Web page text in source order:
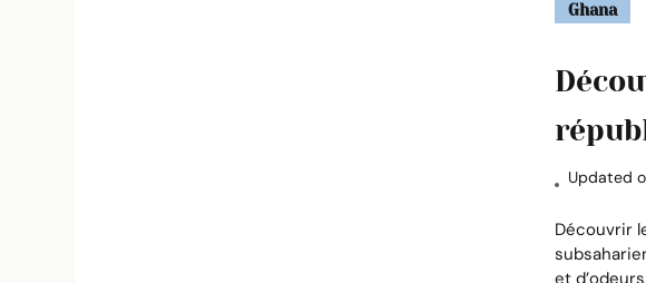
Ghana
Updated
Découvrir
et